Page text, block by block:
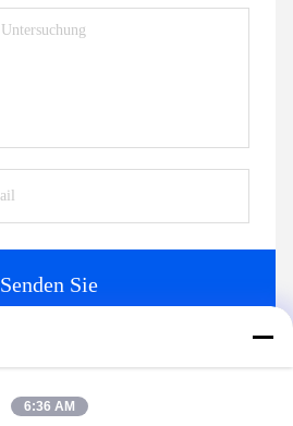
Senden Sie
6:36 AM